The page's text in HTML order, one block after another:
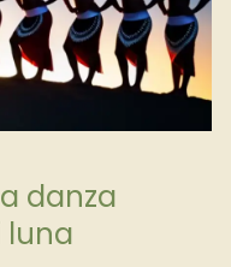
danza
luna